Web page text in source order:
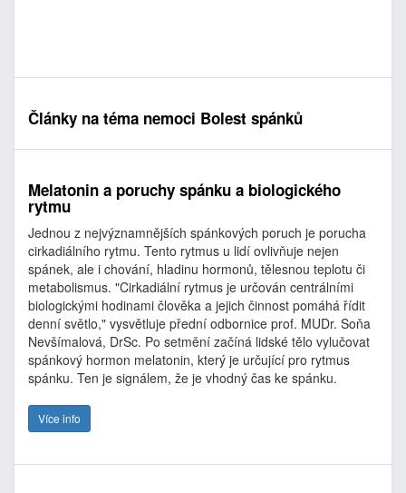
Články na téma nemoci Bolest spánků
Melatonin a poruchy spánku a biologického
rytmu
Jednou z nejvýznamnějších spánkových poruch je porucha
cirkadiálního rytmu. Tento rytmus u lidí ovlivňuje nejen
spánek, ale i chování, hladinu hormonů, tělesnou teplotu či
metabolismus. "Cirkadiální rytmus je určován centrálními
biologickými hodinami člověka a jejich činnost pomáhá řídit
denní světlo," vysvětluje přední odbornice prof. MUDr. Soňa
Nevšímalová, DrSc. Po setmění začíná lidské tělo vylučovat
spánkový hormon melatonin, který je určující pro rytmus
spánku. Ten je signálem, že je vhodný čas ke spánku.
Více info